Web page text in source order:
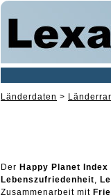
Länderdaten >
Der Happy Planet Index
Lebenszufriedenheit
Zusammenarbeit mit